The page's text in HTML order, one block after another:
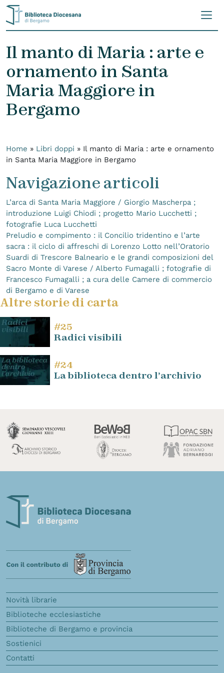
Skip to content
Il manto di Maria : arte e
ornamento in Santa
Maria Maggiore in
Bergamo
Home » Libri doppi » Il manto di Maria : arte e ornamento
in Santa Maria Maggiore in Bergamo
Navigazione articoli
L’arca di Santa Maria Maggiore / Giorgio Mascherpa ;
introduzione Luigi Chiodi ; progetto Mario Lucchetti ;
fotografie Luca Lucchetti
Preludio e compimento : il Concilio tridentino e l’arte
sacra : il ciclo di affreschi di Lorenzo Lotto nell’Oratorio
Suardi di Trescore Balneario e le grandi composizioni del
Sacro Monte di Varese / Alberto Fumagalli ; fotografie di
Francesco Fumagalli ; a cura delle Camere di commercio
di Bergamo e di Varese
Altre storie di carta
#25
Radici visibili
#24
La biblioteca dentro l’archivio
Novità librarie
Biblioteche ecclesiastiche
Biblioteche di Bergamo e provincia
Sostienici
Contatti